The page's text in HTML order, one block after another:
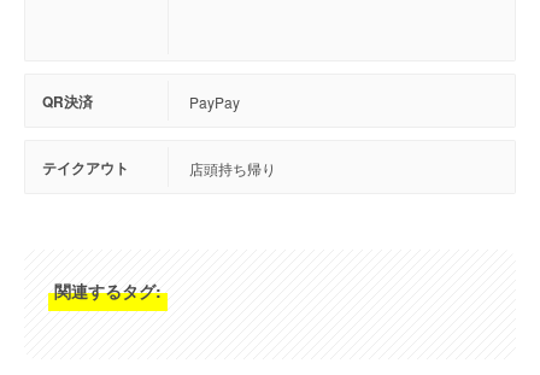
QR決済 PayPay
テイクアウト 店頭持ち帰り
関連するタグ: